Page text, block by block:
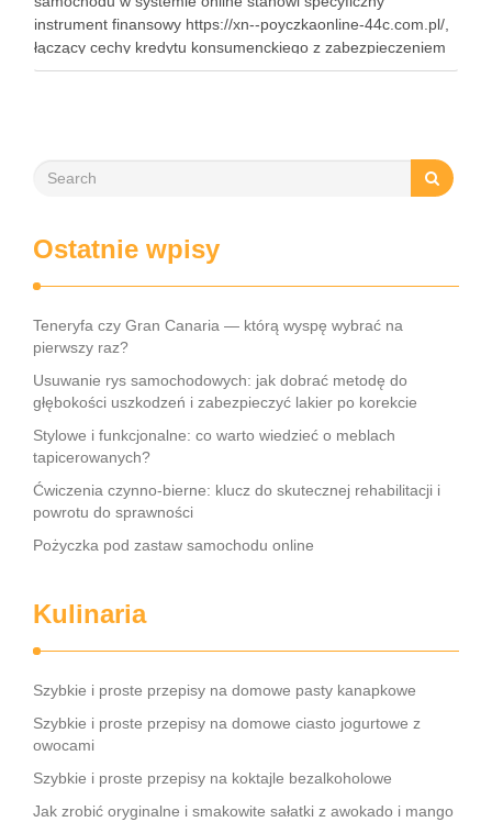
instrument finansowy https://xn--poyczkaonline-44c.com.pl/,
łączący cechy kredytu konsumenckiego z zabezpieczeniem
rzeczowym na ruchomości. W polskim porządku prawnym
Ostatnie wpisy
Teneryfa czy Gran Canaria — którą wyspę wybrać na
pierwszy raz?
Usuwanie rys samochodowych: jak dobrać metodę do
głębokości uszkodzeń i zabezpieczyć lakier po korekcie
Stylowe i funkcjonalne: co warto wiedzieć o meblach
tapicerowanych?
Ćwiczenia czynno-bierne: klucz do skutecznej rehabilitacji i
powrotu do sprawności
Pożyczka pod zastaw samochodu online
Kulinaria
Szybkie i proste przepisy na domowe pasty kanapkowe
Szybkie i proste przepisy na domowe ciasto jogurtowe z
owocami
Szybkie i proste przepisy na koktajle bezalkoholowe
Jak zrobić oryginalne i smakowite sałatki z awokado i mango